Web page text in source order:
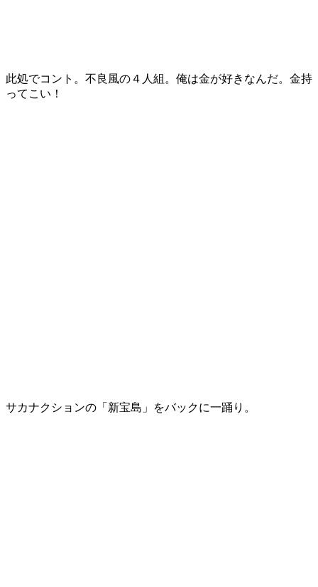
此処でコント。不良風の４人組。俺は金が好きなんだ。金持
ってこい！
サカナクションの「新宝島」をバックに一踊り。